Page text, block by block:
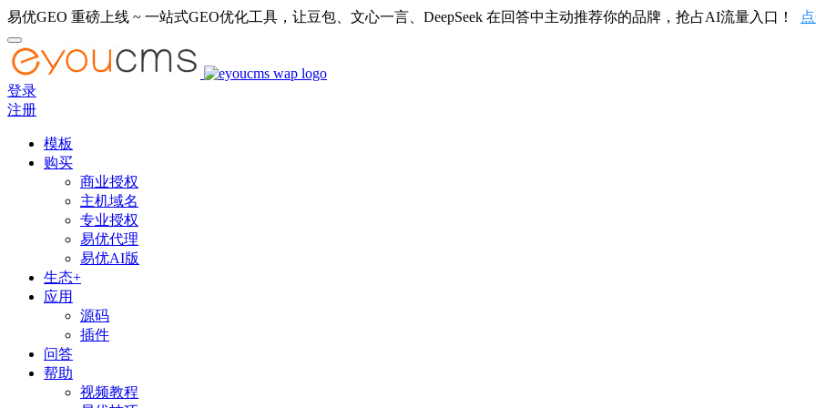
易优GEO 重磅上线 ~ 一站式GEO优化工具，让豆包、文心一言、DeepSeek 在回答中主动推荐你的品牌，抢占AI流量入口！
登录
注册
模板
购买
商业授权
主机域名
专业授权
易优代理
易优AI版
生态+
应用
源码
插件
问答
帮助
视频教程